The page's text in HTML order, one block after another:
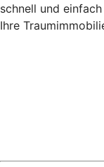
schnell und
Ihre